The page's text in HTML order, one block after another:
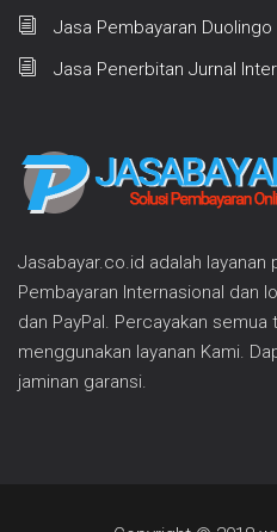
Jasa Pembayaran Duolingo
Jasa Penerbitan Jurnal
Jasabayar.co.id adalah
Pembayaran Internasional dan
dan PayPal. Percayakan semua
menggunakan layanan Kami.
jaminan garansi.